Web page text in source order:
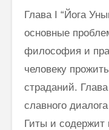
Глава I “Йога
основные
философия и
человеку
страданий.
славного
Гиты и содержит